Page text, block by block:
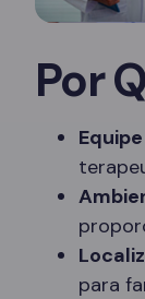
Por
para